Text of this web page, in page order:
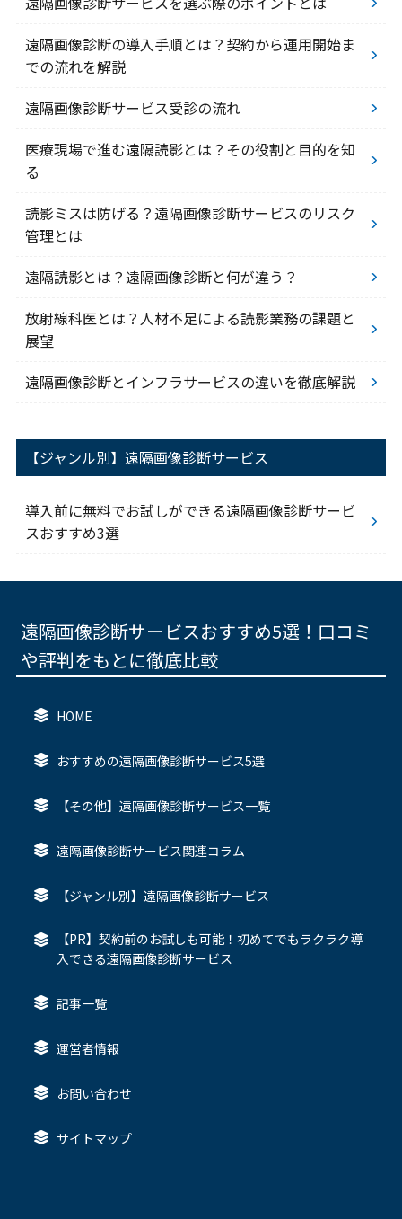
遠隔画像診断の導入手順とは？契約から運用開始ま
での流れを解説
遠隔画像診断サービス受診の流れ
医療現場で進む遠隔読影とは？その役割と目的を知
る
読影ミスは防げる？遠隔画像診断サービスのリスク
管理とは
遠隔読影とは？遠隔画像診断と何が違う？
放射線科医とは？人材不足による読影業務の課題と
展望
遠隔画像診断とインフラサービスの違いを徹底解説
【ジャンル別】遠隔画像診断サービス
導入前に無料でお試しができる遠隔画像診断サービ
スおすすめ3選
遠隔画像診断サービスおすすめ5選！口コミ
や評判をもとに徹底比較
HOME
おすすめの遠隔画像診断サービス5選
【その他】遠隔画像診断サービス一覧
遠隔画像診断サービス関連コラム
【ジャンル別】遠隔画像診断サービス
【PR】契約前のお試しも可能！初めてでもラクラク導
入できる遠隔画像診断サービス
記事一覧
運営者情報
お問い合わせ
サイトマップ